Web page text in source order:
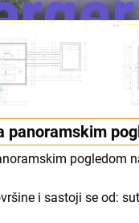
panoramskim
pogledom
i sastoji se od: